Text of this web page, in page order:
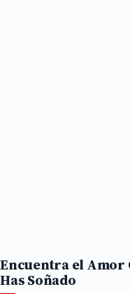
Encuentra el Amor
Has Soñado